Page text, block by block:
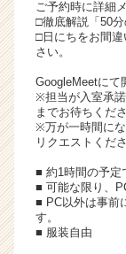
ご予約時に詳細
□徹底解説「50分
□日にちをお間
さい。
GoogleMeetにて
※担当が入室承
までお待ちくださ
※万が一時間に
リクエストくださ
■ 約1時間の予定
■ 可能な限り、
■ PC以外は事前
す。
■ 服装自由